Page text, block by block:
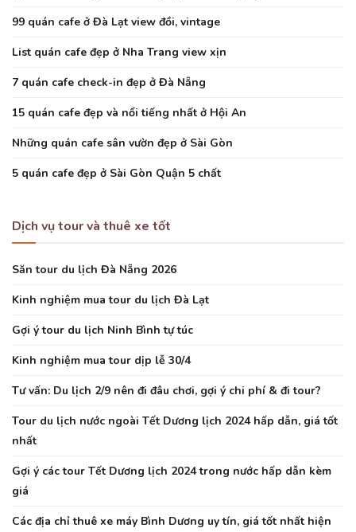
99 quán cafe ở Đà Lạt view đồi, vintage
List quán cafe đẹp ở Nha Trang view xịn
7 quán cafe check-in đẹp ở Đà Nẵng
15 quán cafe đẹp và nổi tiếng nhất ở Hội An
Những quán cafe sân vườn đẹp ở Sài Gòn
5 quán cafe đẹp ở Sài Gòn Quận 5 chất
Dịch vụ tour và thuê xe tốt
Săn tour du lịch Đà Nẵng 2026
Kinh nghiệm mua tour du lịch Đà Lạt
Gợi ý tour du lịch Ninh Bình tự túc
Kinh nghiệm mua tour dịp lễ 30/4
Tư vấn: Du lịch 2/9 nên đi đâu chơi, gợi ý chi phí & đi tour?
Tour du lịch nước ngoài Tết Dương lịch 2024 hấp dẫn, giá tốt
nhất
Gợi ý các tour Tết Dương lịch 2024 trong nước hấp dẫn kèm
giá
Các địa chỉ thuê xe máy Bình Dương uy tín, giá tốt nhất hiện